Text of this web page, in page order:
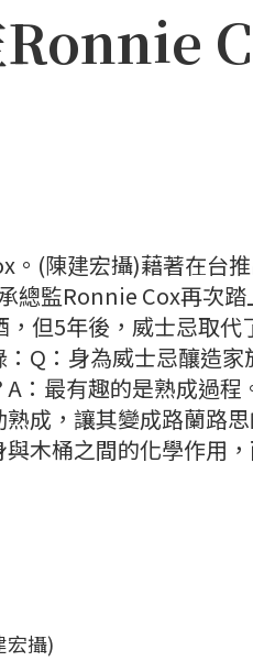
Ronnie
。(陳建宏攝)藉著在台
總監Ronnie Cox再次
但5年後，威士忌取代
Q：身為威士忌釀造家
：最有趣的是熟成過程
成，讓其變成路蘭路
木桶之間的化學作用
宏攝)